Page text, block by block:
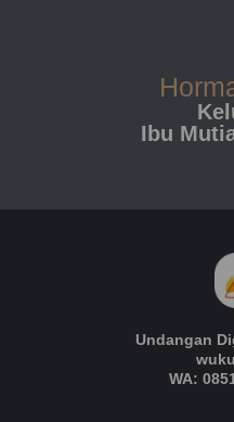
Ibu
Undangan
WA: